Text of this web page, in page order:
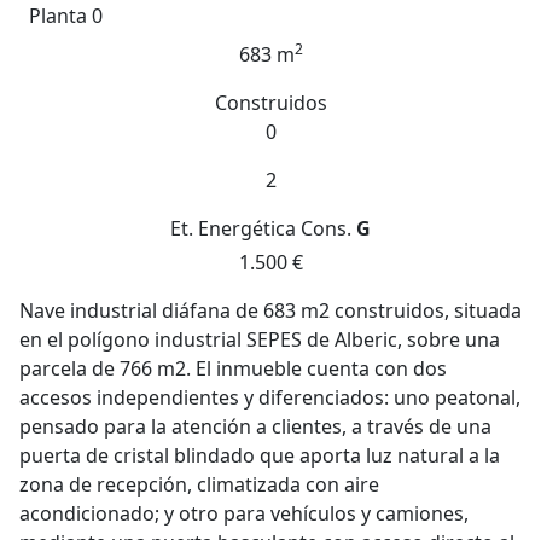
Planta 0
683 m2
Construidos
0
2
Et. Energética Cons. G
1.500 €
Nave industrial diáfana de 683 m2 construidos, situada
en el polígono industrial SEPES de Alberic, sobre una
parcela de 766 m2. El inmueble cuenta con dos
accesos independientes y diferenciados: uno peatonal,
pensado para la atención a clientes, a través de una
puerta de cristal blindado que aporta luz natural a la
zona de recepción, climatizada con aire
acondicionado; y otro para vehículos y camiones,